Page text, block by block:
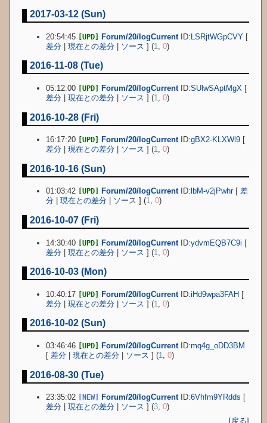
2017-03-12 (Sun)
20:54:45 [UPD] Forum/20/logCurrentID: LSRjtWGpCVY [
差分 |現在との差分 ソース ] (1 ,0)
2016-11-08 (Tue)
05:12:00 [UPD] Forum/20/logCurrentID:SUlwSAptMgX [
差分 |現在との差分 ソース ] (1 ,0)
2016-10-28 (Fri)
16:17:20 [UPD] Forum/20/logCurrentID:gBX2-KLXWl9 [
差分 |現在との差分 ソース ] (1,0)
2016-10-16 (Sun)
01:03:42 [UPD] Forum/20/logCurrentID: lbM-v2jPwhr[差
分 |現在との差分 ソース ] (1,0)
2016-10-07 (Fri)
14:30:40 [UPD] Forum/20/logCurrentID:ydvmEQB7C9i [
差分 |現在との差分 | ソース ] (1 ,0)
2016-10-03 (Mon)
10:40:17 [UPD] Forum/20/logCurrentID:iHd9wpa3FAH [
差分 |現在との差分 | ソース ] (1 ,0)
2016-10-02 (Sun)
03:46:46 [UPD] Forum/20/logCurrentID:mq4g_oDD3BM
[ 差分 |現在との差分 ソース ] (1 ,0)
2016-08-30 (Tue)
23:35:02 [NEW] Forum/20/logCurrentID:6Vhfm9YRdds [
差分 |現在との差分 ソース ] (3,0)
[戻る]